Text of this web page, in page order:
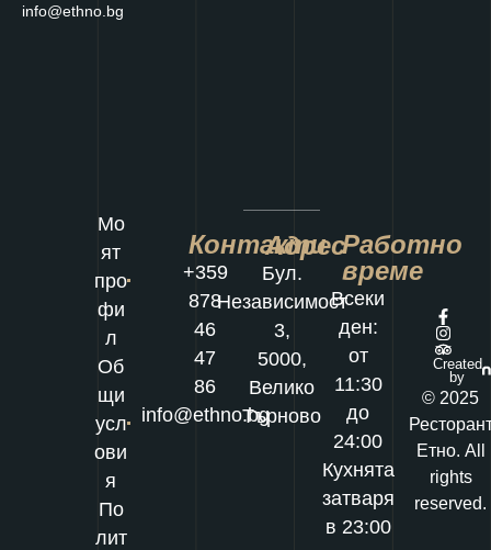
info@ethno.bg
Мо
ят
про
фи
л
Об
щи
усл
ови
я
По
лит
Контакти
+359
878
46
47
86
info@ethno.bg
Адрес
Бул.
Независимост
3,
5000,
Велико
Търново
Работно
време
Всеки
ден:
от
11:30
до
24:00
Кухнята
затваря
в 23:00
Created
by
© 2025
Етно. All
rights
reserved.